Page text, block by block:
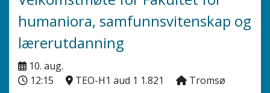
humaniora, samfunnsvitenskap og
lærerutdanning
10. aug.
12:15
TEO-H1 aud 1 1.821 Tromsø